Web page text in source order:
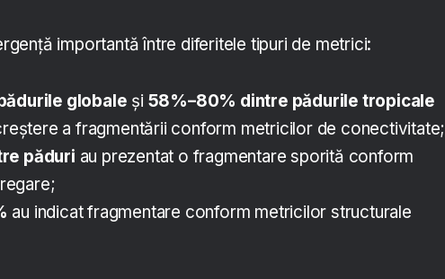
importantă între diferitele tipuri de metrici:
globale și 58%–80% dintre pădurile tropicale
a fragmentării conform metricilor de conectivitate;
păduri au prezentat o fragmentare sporită conform
au indicat fragmentare conform metricilor structurale